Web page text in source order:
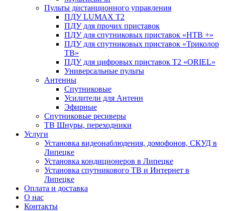
Пульты дистанционного управления
ПДУ LUMAX Т2
ПДУ для прочих приставок
ПДУ для спутниковых приставок «НТВ +»
ПДУ для спутниковых приставок «Триколор
ТВ»
ПДУ для цифровых приставок Т2 «ORIEL»
Универсальные пульты
Антенны
Спутниковые
Усилители для Антенн
Эфирные
Спутниковые ресиверы
ТВ Шнуры, переходники
Услуги
Установка видеонаблюдения, домофонов, СКУД в
Липецке
Установка кондиционеров в Липецке
Установка спутникового ТВ и Интернет в
Липецке
Оплата и доставка
О нас
Контакты